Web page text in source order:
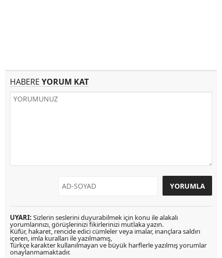
HABERE YORUM KAT
UYARI: Sizlerin seslerini duyurabilmek için konu ile alakalı
yorumlarınızı, görüşlerinizi fikirlerinizi mutlaka yazın.
Küfür, hakaret, rencide edici cümleler veya imalar, inançlara saldırı
içeren, imla kuralları ile yazılmamış,
Türkçe karakter kullanılmayan ve büyük harflerle yazılmış yorumlar
onaylanmamaktadır.